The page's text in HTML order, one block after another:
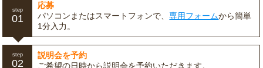
step
01
応募
パソコンまたはスマートフォンで、専用フォームから簡単
1分入力。
step
02
説明会を予約
ご希望の日時から説明会を予約いただきます。